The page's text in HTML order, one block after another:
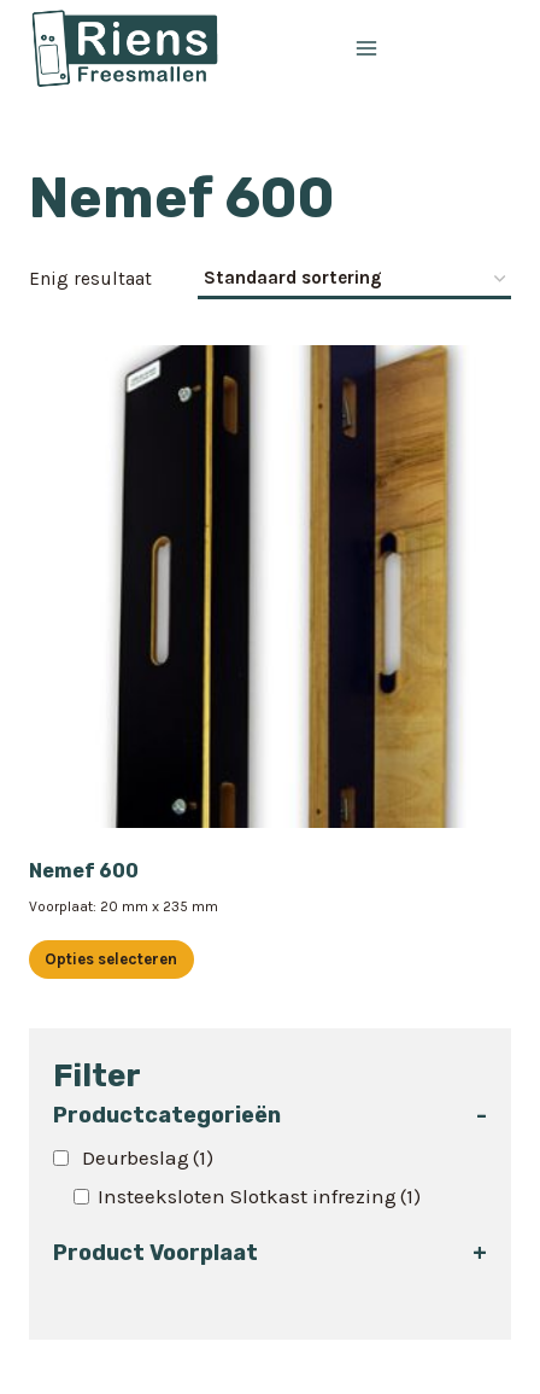
Doorgaan
naar
inhoud
Nemef 600
Enig resultaat
Nemef 600
Voorplaat: 20 mm x 235 mm
Opties selecteren
meerdere
variaties.
optie
worden
Filter
Productcategorieën -
Deurbeslag (1)
Insteeksloten Slotkast infrezing (1)
Product Voorplaat +